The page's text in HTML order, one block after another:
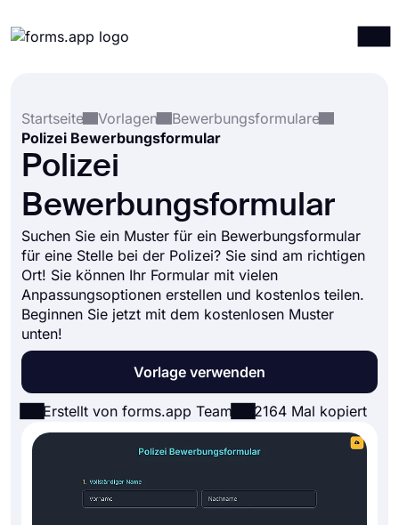
Integrationen
Vorlagen
Ressourcen
Startseite
Vorlagen
Bewerbungsformulare
Polizei Bewerbungsformular
Polizei
Bewerbungsformular
Suchen Sie ein Muster für ein Bewerbungsformular
für eine Stelle bei der Polizei? Sie sind am richtigen
Ort! Sie können Ihr Formular mit vielen
Anpassungsoptionen erstellen und kostenlos teilen.
Beginnen Sie jetzt mit dem kostenlosen Muster
unten!
Vorlage verwenden
Erstellt von forms.app Team 2164 Mal kopiert